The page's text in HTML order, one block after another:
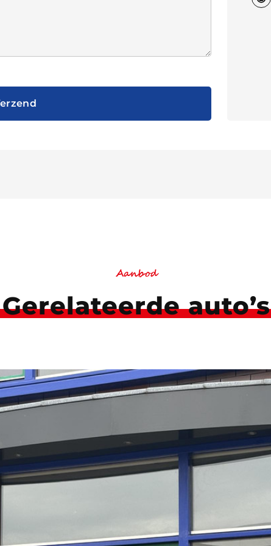
Aanbod
Gerelateerde auto’s